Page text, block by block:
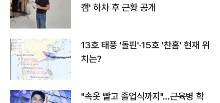
캠' 하차 후 근황 공개
13호 태풍 '돌핀'·15호 '찬홈' 현재 위
치는?
"속옷 빨고 졸업식까지"…근육병 학